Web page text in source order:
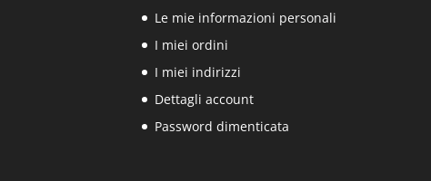
Le mie informazioni personali
I miei ordini
I miei indirizzi
Dettagli account
Password dimenticata